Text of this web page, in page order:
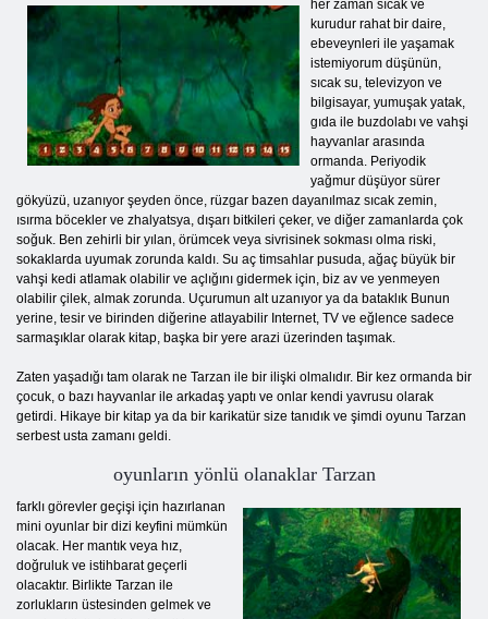
her zaman sıcak ve
kurudur rahat bir daire,
ebeveynleri ile yaşamak
istemiyorum düşünün,
sıcak su, televizyon ve
bilgisayar, yumuşak yatak,
gıda ile buzdolabı ve vahşi
hayvanlar arasında
ormanda. Periyodik
yağmur düşüyor sürer
gökyüzü, uzanıyor şeyden önce, rüzgar bazen dayanılmaz sıcak zemin,
ısırma böcekler ve zhalyatsya, dışarı bitkileri çeker, ve diğer zamanlarda çok
soğuk. Ben zehirli bir yılan, örümcek veya sivrisinek sokması olma riski,
sokaklarda uyumak zorunda kaldı. Su aç timsahlar pusuda, ağaç büyük bir
vahşi kedi atlamak olabilir ve açlığını gidermek için, biz av ve yenmeyen
olabilir çilek, almak zorunda. Uçurumun alt uzanıyor ya da bataklık Bunun
yerine, tesir ve birinden diğerine atlayabilir Internet, TV ve eğlence sadece
sarmaşıklar olarak kitap, başka bir yere arazi üzerinden taşımak.
Zaten yaşadığı tam olarak ne Tarzan ile bir ilişki olmalıdır. Bir kez ormanda bir
çocuk, o bazı hayvanlar ile arkadaş yaptı ve onlar kendi yavrusu olarak
getirdi. Hikaye bir kitap ya da bir karikatür size tanıdık ve şimdi oyunu Tarzan
serbest usta zamanı geldi.
oyunların yönlü olanaklar Tarzan
farklı görevler geçişi için hazırlanan
mini oyunlar bir dizi keyfini mümkün
olacak. Her mantık veya hız,
doğruluk ve istihbarat geçerli
olacaktır. Birlikte Tarzan ile
zorlukların üstesinden gelmek ve